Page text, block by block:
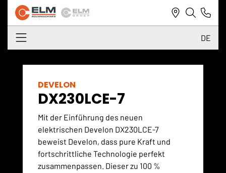
DE
DEVELON
DX230LCE-7
Mit der Einführung des neuen
elektrischen Develon DX230LCE-7
beweist Develon, dass pure Kraft und
fortschrittliche Technologie perfekt
zusammenpassen. Dieser zu 100 %